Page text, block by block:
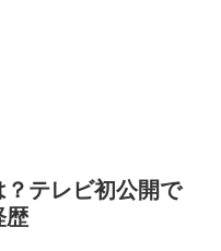
テレビ初公開で
歴